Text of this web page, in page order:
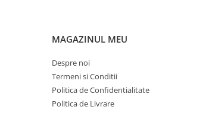
MAGAZINUL MEU
Despre noi
Termeni si Conditii
Politica de Confidentialitate
Politica de Livrare